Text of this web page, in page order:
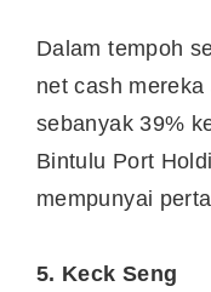
Dalam tempoh
net cash
sebanyak 39%
Bintulu Port
mempunyai
5. Keck Seng